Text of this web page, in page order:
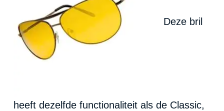
Deze bril
heeft dezelfde functionaliteit als de Classic,